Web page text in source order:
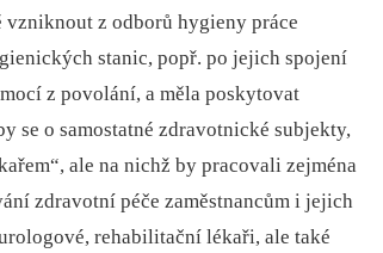
vzniknout z odborů hygieny práce
stanic, popř. po jejich spojení
z povolání, a měla poskytovat
se o samostatné zdravotnické subjekty,
ale na nichž by pracovali zejména
zdravotní péče zaměstnancům i jejich
rehabilitační lékaři, ale také